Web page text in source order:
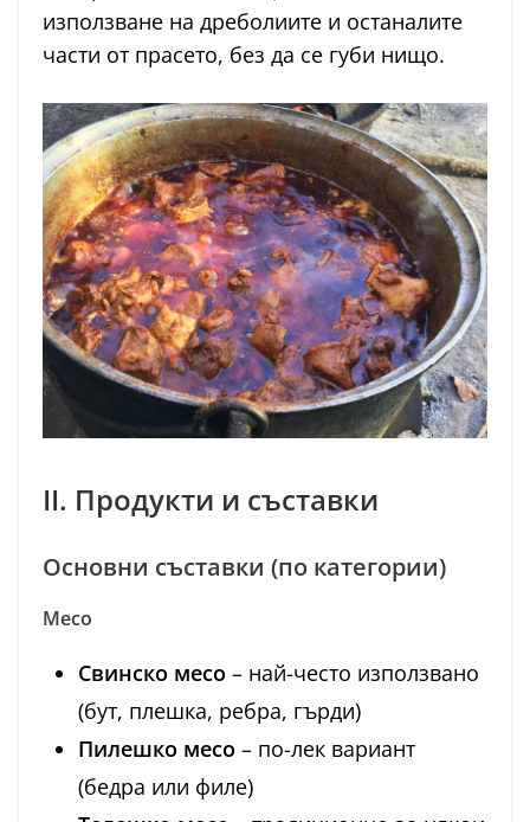
използване на дреболиите и останалите
части от прасето, без да се губи нищо.
II. Продукти и съставки
Основни съставки (по категории)
Месо
Свинско месо – най-често използвано
(бут, плешка, ребра, гърди)
Пилешко месо – по-лек вариант
(бедра или филе)